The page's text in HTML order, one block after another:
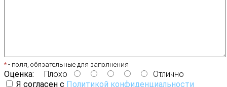
* - поля, обязательные для заполнения
Оценка: Плохо
Отлично
Я согласен с Политикой конфиденциальности